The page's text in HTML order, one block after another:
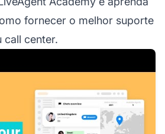
fornecer o melhor suporte
call center.